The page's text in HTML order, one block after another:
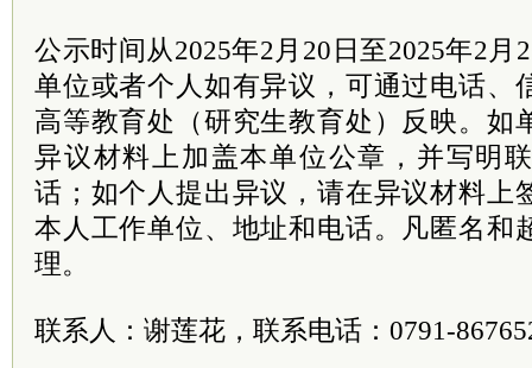
公示时间从2025年2月20日至2025年2月
单位或者个人如有异议，可通过电话、
高等教育处（研究生教育处）反映。如
异议材料上加盖本单位公章，并写明
话；如个人提出异议，请在异议材料上
本人工作单位、地址和电话。凡匿名和
理。
联系人：谢莲花，联系电话：0791-